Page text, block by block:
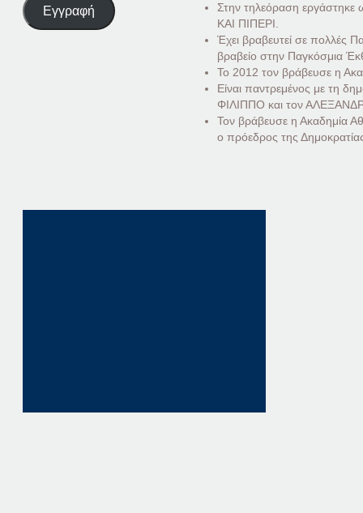
Εγγραφή
Στην τηλεόραση
ΚΑΙ ΠΙΠΕΡΙ.
Έχει βραβευτεί σε πολλές
βραβείο στην Παγκόσμια
Το 2012 τον βράβευσε η
Είναι παντρεμένος με τη
ΦΙΛΙΠΠΟ και τον
Τον βράβευσε η Ακαδημία
ο πρόεδρος της